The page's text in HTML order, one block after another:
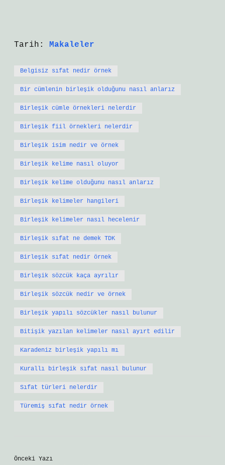
Tarih: Makaleler
Belgisiz sıfat nedir örnek
Bir cümlenin birleşik olduğunu nasıl anlarız
Birleşik cümle örnekleri nelerdir
Birleşik fiil örnekleri nelerdir
Birleşik isim nedir ve örnek
Birleşik kelime nasıl oluyor
Birleşik kelime olduğunu nasıl anlarız
Birleşik kelimeler hangileri
Birleşik kelimeler nasıl hecelenir
Birleşik sıfat ne demek TDK
Birleşik sıfat nedir örnek
Birleşik sözcük kaça ayrılır
Birleşik sözcük nedir ve örnek
Birleşik yapılı sözcükler nasıl bulunur
Bitişik yazılan kelimeler nasıl ayırt edilir
Karadeniz birleşik yapılı mı
Kurallı birleşik sıfat nasıl bulunur
Sıfat türleri nelerdir
Türemiş sıfat nedir örnek
Önceki Yazı